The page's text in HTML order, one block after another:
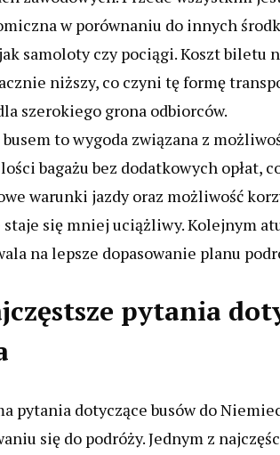
w porównaniu do innych
samoloty czy pociągi. Koszt biletu
niższy, co czyni tę formę
szerokiego grona odbiorców.
to wygoda związana z
bagażu bez dodatkowych opłat,
warunki jazdy oraz możliwość
staje się mniej uciążliwy. Kolejnym
na lepsze dopasowanie planu
pytania
pytania dotyczące busów do
się do podróży. Jednym z